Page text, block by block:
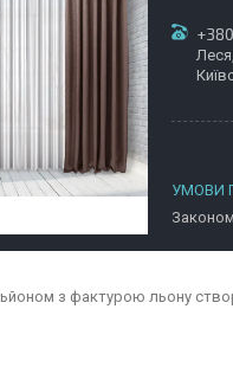
Леся,
з фактурою льону